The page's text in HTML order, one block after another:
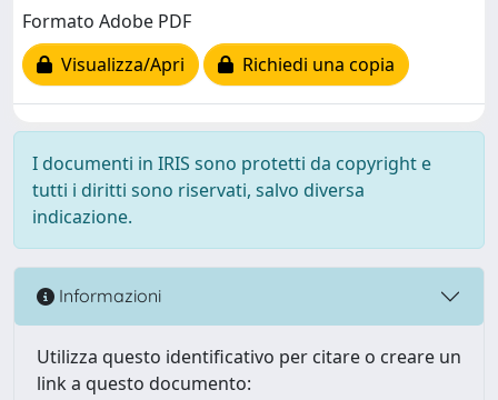
Formato Adobe PDF
Visualizza/Apri
Richiedi una copia
I documenti in IRIS sono protetti da copyright e
tutti i diritti sono riservati, salvo diversa
indicazione.
Informazioni
Utilizza questo identificativo per citare o creare un
link a questo documento: